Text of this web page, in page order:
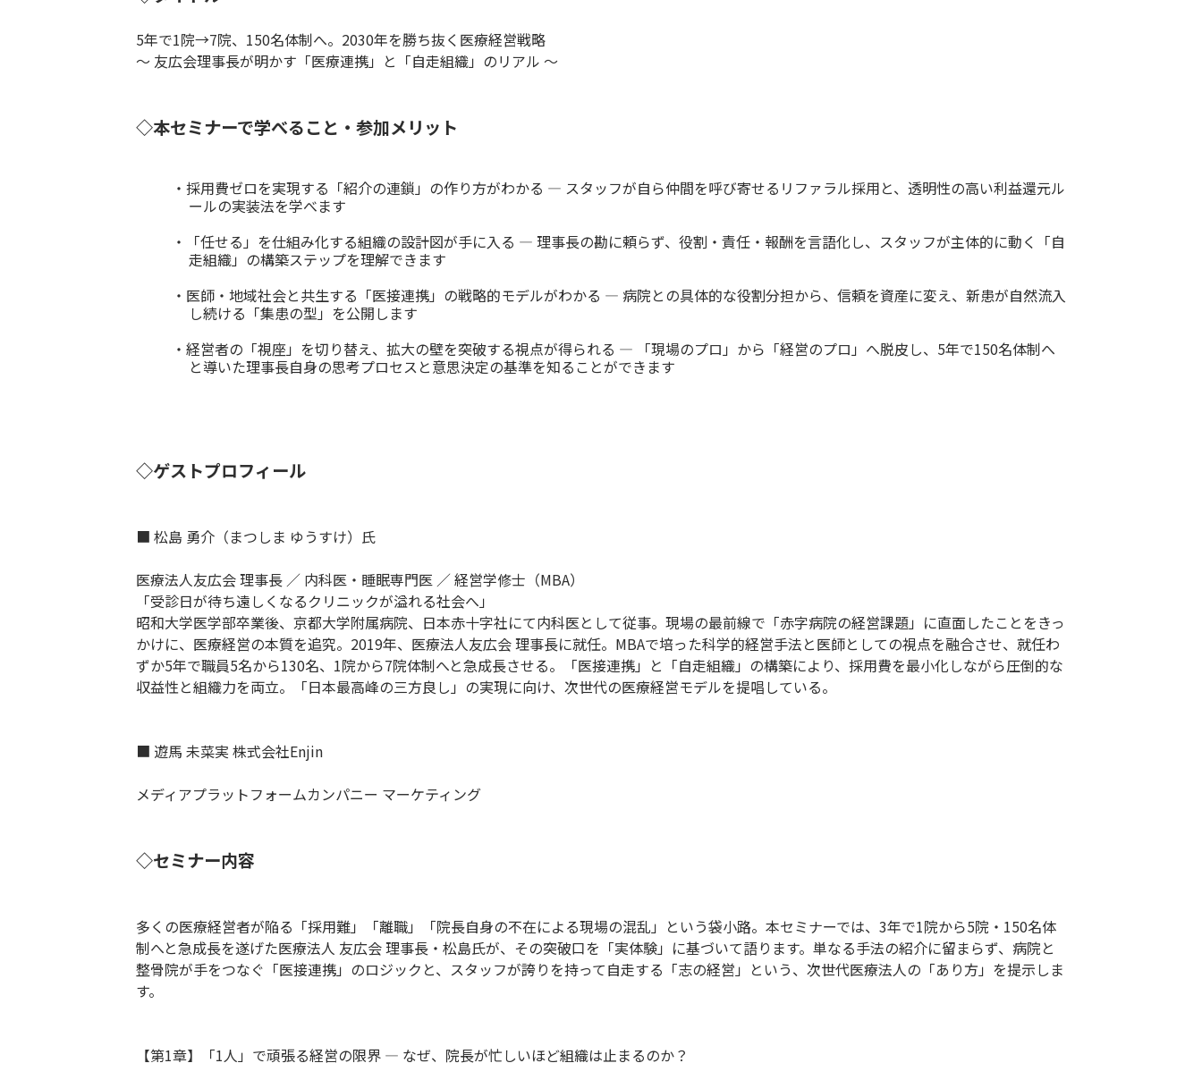
5年で1院→7院、150名体制へ。2030年を勝ち抜く医療経営戦略
〜 友広会理事長が明かす「医療連携」と「自走組織」のリアル 〜
◇本セミナーで学べること・参加メリット
・採用費ゼロを実現する「紹介の連鎖」の作り方がわかる ― スタッフが自ら仲間を呼び寄せるリファラル採用と、透明性の高い利益還元ル
ールの実装法を学べます
・「任せる」を仕組み化する組織の設計図が手に入る ― 理事長の勘に頼らず、役割・責任・報酬を言語化し、スタッフが主体的に動く「自
走組織」の構築ステップを理解できます
・医師・地域社会と共生する「医接連携」の戦略的モデルがわかる ― 病院との具体的な役割分担から、信頼を資産に変え、新患が自然流入
し続ける「集患の型」を公開します
・経営者の「視座」を切り替え、拡大の壁を突破する視点が得られる ― 「現場のプロ」から「経営のプロ」へ脱皮し、5年で150名体制へ
と導いた理事長自身の思考プロセスと意思決定の基準を知ることができます
◇ゲストプロフィール
■ 松島 勇介（まつしま ゆうすけ）氏
医療法人友広会 理事長 ／ 内科医・睡眠専門医 ／ 経営学修士（MBA）
「受診日が待ち遠しくなるクリニックが溢れる社会へ」
昭和大学医学部卒業後、京都大学附属病院、日本赤十字社にて内科医として従事。現場の最前線で「赤字病院の経営課題」に直面したことをきっ
かけに、医療経営の本質を追究。2019年、医療法人友広会 理事長に就任。MBAで培った科学的経営手法と医師としての視点を融合させ、就任わ
ずか5年で職員5名から130名、1院から7院体制へと急成長させる。「医接連携」と「自走組織」の構築により、採用費を最小化しながら圧倒的な
収益性と組織力を両立。「日本最高峰の三方良し」の実現に向け、次世代の医療経営モデルを提唱している。
■ 遊馬 未菜実 株式会社Enjin
メディアプラットフォームカンパニー マーケティング
◇セミナー内容
多くの医療経営者が陥る「採用難」「離職」「院長自身の不在による現場の混乱」という袋小路。本セミナーでは、3年で1院から5院・150名体
制へと急成長を遂げた医療法人 友広会 理事長・松島氏が、その突破口を「実体験」に基づいて語ります。単なる手法の紹介に留まらず、病院と
整骨院が手をつなぐ「医接連携」のロジックと、スタッフが誇りを持って自走する「志の経営」という、次世代医療法人の「あり方」を提示しま
す。
【第1章】「1人」で頑張る経営の限界 ― なぜ、院長が忙しいほど組織は止まるのか？